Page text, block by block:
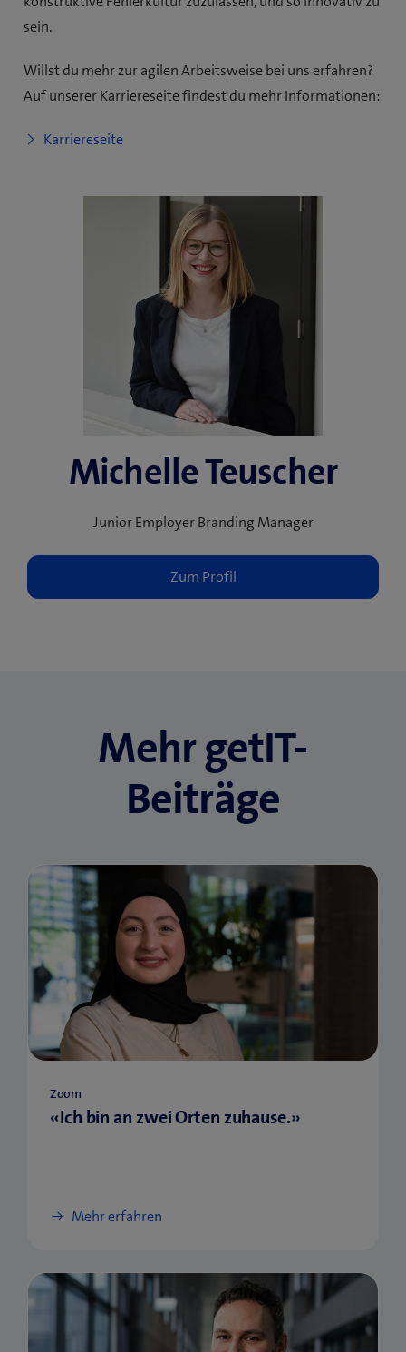
sein.
Willst du mehr zur agilen Arbeitsweise bei uns erfahren?
Auf unserer Karriereseite findest du mehr Informationen:
Karriereseite
Michelle Teuscher
Junior Employer Branding Manager
Mehr getIT-
Beiträge
Zoom
«Ich bin an zwei Orten zuhause.»
Mehr erfahren